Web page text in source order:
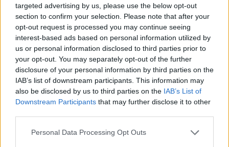
targeted advertising by us, please use the below opt-out
section to confirm your selection. Please note that after your
opt-out request is processed you may continue seeing
interest-based ads based on personal information utilized by
us or personal information disclosed to third parties prior to
your opt-out. You may separately opt-out of the further
disclosure of your personal information by third parties on the
IAB’s list of downstream participants. This information may
also be disclosed by us to third parties on the IAB’s List of
Downstream Participants that may further disclose it to other
Personal Data Processing Opt Outs
Fler E-tidningar
SENASTE I VÄXJÖ
2026-8-7 KL. 16:00